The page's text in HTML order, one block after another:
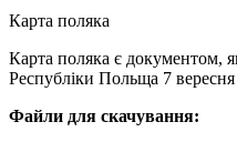
Карта поляка
Карта поляка є документом,
Республіки Польща 7 вересня
Файли для скачування: